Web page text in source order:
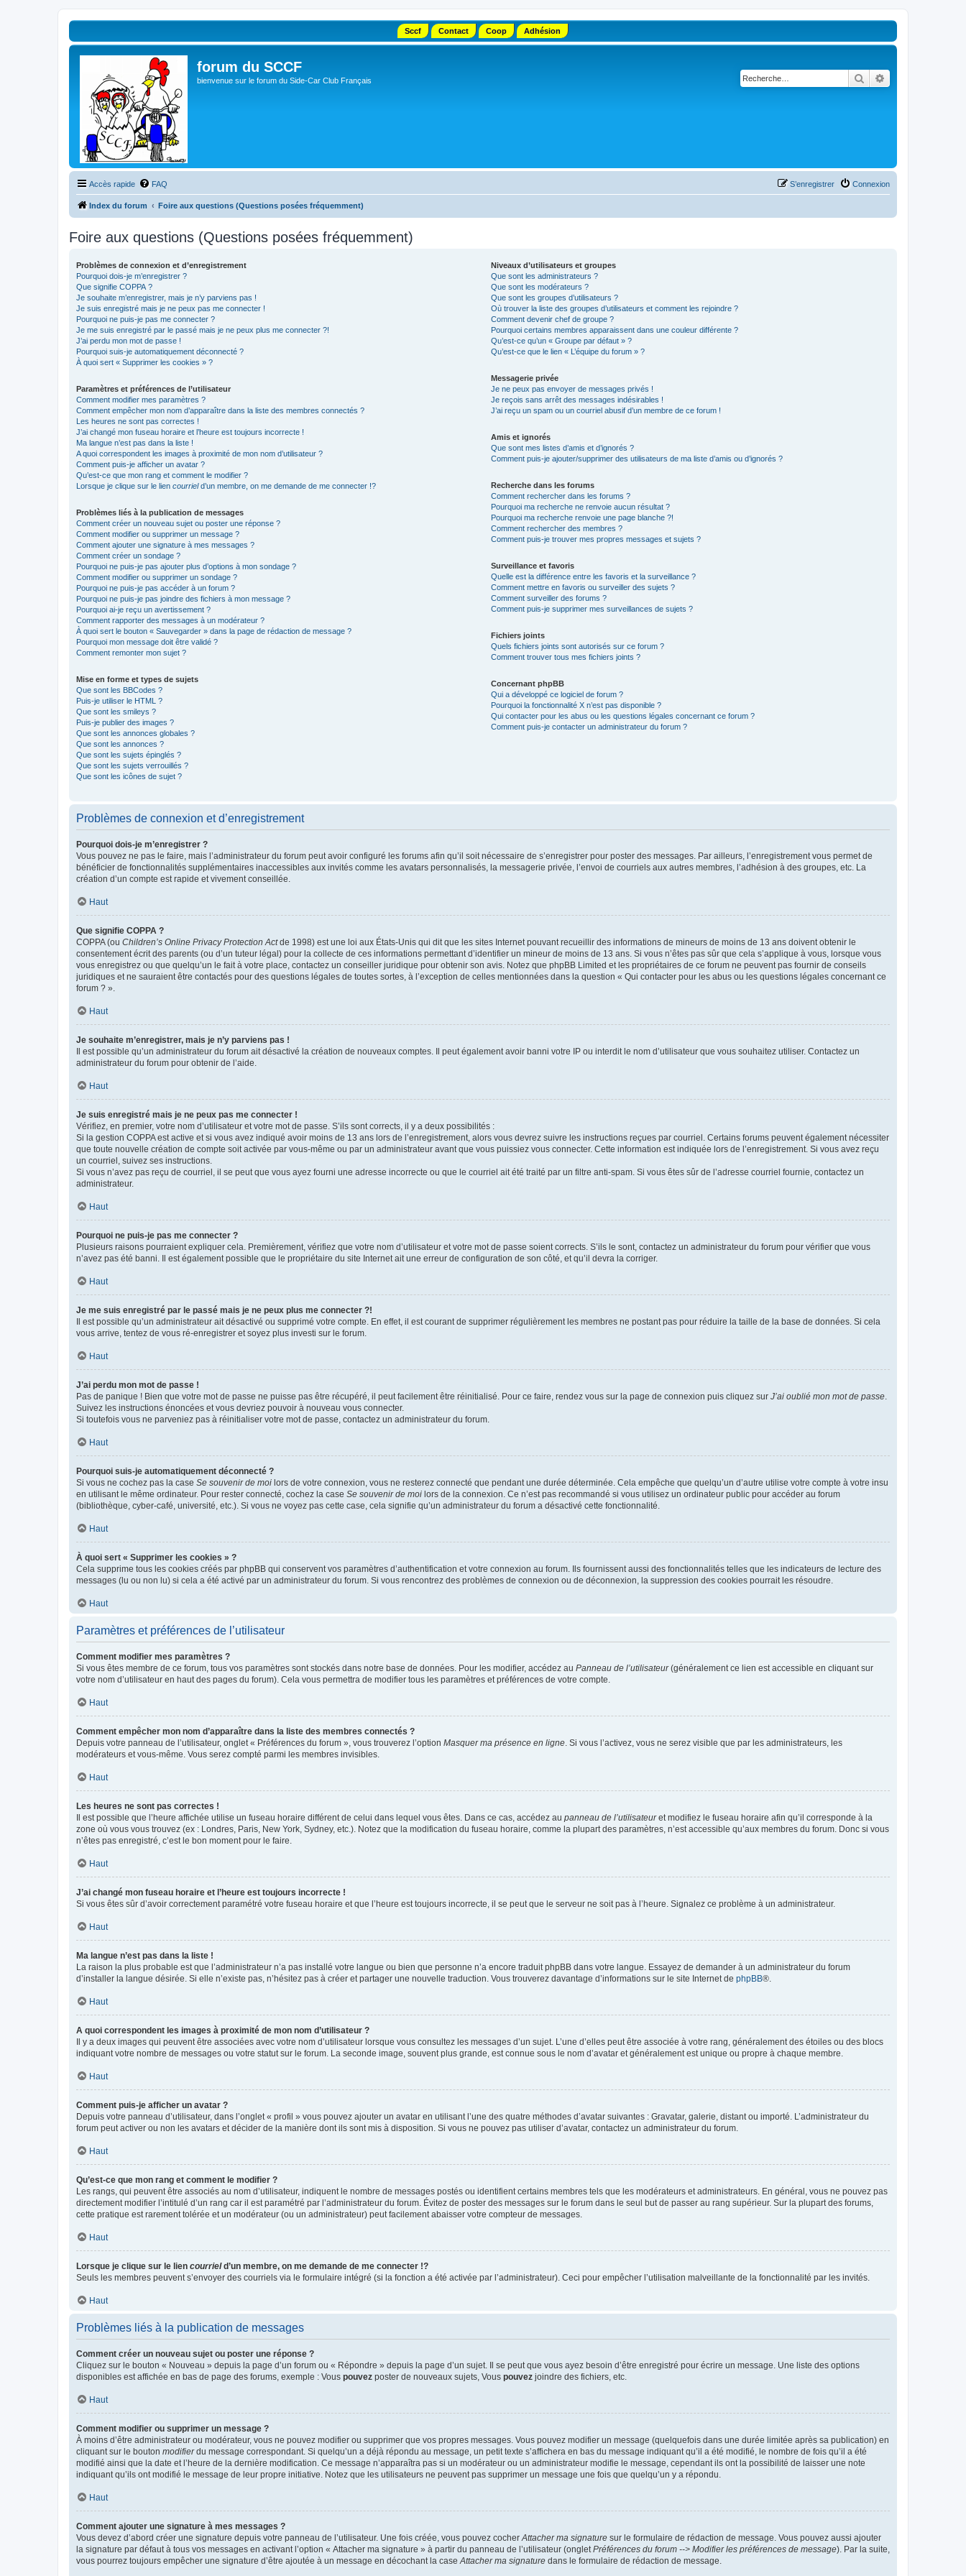
Sccf Contact Coop Adhésion
forum du SCCF
bienvenue sur le forum du Side-Car Club Français Rechercher
Accès rapide FAQ Connexion
S’enregistrer
Index du forum Foire aux questions (Questions posées fréquemment)
Foire aux questions (Questions posées fréquemment)
Problèmes de connexion et d’enregistrement
Pourquoi dois-je m’enregistrer ?
Que signifie COPPA ?
Je souhaite m’enregistrer, mais je n’y parviens pas !
Je suis enregistré mais je ne peux pas me connecter !
Pourquoi ne puis-je pas me connecter ?
Je me suis enregistré par le passé mais je ne peux plus me connecter ?!
J’ai perdu mon mot de passe !
Pourquoi suis-je automatiquement déconnecté ?
À quoi sert « Supprimer les cookies » ?
Paramètres et préférences de l’utilisateur
Comment modifier mes paramètres ?
Comment empêcher mon nom d’apparaître dans la liste des membres connectés ?
Les heures ne sont pas correctes !
J’ai changé mon fuseau horaire et l’heure est toujours incorrecte !
Ma langue n’est pas dans la liste !
A quoi correspondent les images à proximité de mon nom d’utilisateur ?
Comment puis-je afficher un avatar ?
Qu’est-ce que mon rang et comment le modifier ?
Lorsque je clique sur le lien courrield’un membre, on me demande de me connecter !?
Problèmes liés à la publication de messages
Comment créer un nouveau sujet ou poster une réponse ?
Comment modifier ou supprimer un message ?
Comment ajouter une signature à mes messages ?
Comment créer un sondage ?
Pourquoi ne puis-je pas ajouter plus d’options à mon sondage ?
Comment modifier ou supprimer un sondage ?
Pourquoi ne puis-je pas accéder à un forum ?
Pourquoi ne puis-je pas joindre des fichiers à mon message ?
Pourquoi ai-je reçu un avertissement ?
Comment rapporter des messages à un modérateur ?
À quoi sert le bouton « Sauvegarder » dans la page de rédaction de message ?
Pourquoi mon message doit être validé ?
Comment remonter mon sujet ?
Mise en forme et types de sujets
Que sont les BBCodes ?
Puis-je utiliser le HTML ?
Que sont les smileys ?
Puis-je publier des images ?
Que sont les annonces globales ?
Que sont les annonces ?
Que sont les sujets épinglés ?
Que sont les sujets verrouillés ?
Que sont les icônes de sujet ?
Niveaux d’utilisateurs et groupes
Que sont les administrateurs ?
Que sont les modérateurs ?
Que sont les groupes d’utilisateurs ?
Où trouver la liste des groupes d’utilisateurs et comment les rejoindre ?
Comment devenir chef de groupe ?
Pourquoi certains membres apparaissent dans une couleur différente ?
Qu’est-ce qu’un « Groupe par défaut » ?
Qu’est-ce que le lien « L’équipe du forum » ?
Messagerie privée
Je ne peux pas envoyer de messages privés !
Je reçois sans arrêt des messages indésirables !
J’ai reçu un spam ou un courriel abusif d’un membre de ce forum !
Amis et ignorés
Que sont mes listes d’amis et d’ignorés ?
Comment puis-je ajouter/supprimer des utilisateurs de ma liste d’amis ou d’ignorés ?
Recherche dans les forums
Comment rechercher dans les forums ?
Pourquoi ma recherche ne renvoie aucun résultat ?
Pourquoi ma recherche renvoie une page blanche ?!
Comment rechercher des membres ?
Comment puis-je trouver mes propres messages et sujets ?
Surveillance et favoris
Quelle est la différence entre les favoris et la surveillance ?
Comment mettre en favoris ou surveiller des sujets ?
Comment surveiller des forums ?
Comment puis-je supprimer mes surveillances de sujets ?
Fichiers joints
Quels fichiers joints sont autorisés sur ce forum ?
Comment trouver tous mes fichiers joints ?
Concernant phpBB
Qui a développé ce logiciel de forum ?
Pourquoi la fonctionnalité X n’est pas disponible ?
Qui contacter pour les abus ou les questions légales concernant ce forum ?
Comment puis-je contacter un administrateur du forum ?
Problèmes de connexion et d’enregistrement
Pourquoi dois-je m’enregistrer ?
Vous pouvez ne pas le faire, mais l’administrateur du forum peut avoir configuré les forums afin qu’il soit nécessaire de s’enregistrer pour poster des messages. Par ailleurs, l’enregistrement vous permet de
bénéficier de fonctionnalités supplémentaires inaccessibles aux invités comme les avatars personnalisés, la messagerie privée, l’envoi de courriels aux autres membres, l’adhésion à des groupes, etc. La
création d’un compte est rapide et vivement conseillée.
Haut
Que signifie COPPA ?
COPPA (ou Children’s Online Privacy Protection Actde 1998) est une loi aux États-Unis qui dit que les sites Internet pouvant recueillir des informations de mineurs de moins de 13 ans doivent obtenir le
consentement écrit des parents (ou d’un tuteur légal) pour la collecte de ces informations permettant d’identifier un mineur de moins de 13 ans. Si vous n’êtes pas sûr que cela s’applique à vous, lorsque vous
vous enregistrez ou que quelqu’un le fait à votre place, contactez un conseiller juridique pour obtenir son avis. Notez que phpBB Limited et les propriétaires de ce forum ne peuvent pas fournir de conseils
juridiques et ne sauraient être contactés pour des questions légales de toutes sortes, à l’exception de celles mentionnées dans la question « Qui contacter pour les abus ou les questions légales concernant ce
forum ? ».
Haut
Je souhaite m’enregistrer, mais je n’y parviens pas !
Il est possible qu’un administrateur du forum ait désactivé la création de nouveaux comptes. Il peut également avoir banni votre IP ou interdit le nom d’utilisateur que vous souhaitez utiliser. Contactez un
administrateur du forum pour obtenir de l’aide.
Haut
Je suis enregistré mais je ne peux pas me connecter !
Vérifiez, en premier, votre nom d’utilisateur et votre mot de passe. S’ils sont corrects, il y a deux possibilités :
Si la gestion COPPA est active et si vous avez indiqué avoir moins de 13 ans lors de l’enregistrement, alors vous devrez suivre les instructions reçues par courriel. Certains forums peuvent également nécessiter
que toute nouvelle création de compte soit activée par vous-même ou par un administrateur avant que vous puissiez vous connecter. Cette information est indiquée lors de l’enregistrement. Si vous avez reçu
un courriel, suivez ses instructions.
Si vous n’avez pas reçu de courriel, il se peut que vous ayez fourni une adresse incorrecte ou que le courriel ait été traité par un filtre anti-spam. Si vous êtes sûr de l’adresse courriel fournie, contactez un
administrateur.
Haut
Pourquoi ne puis-je pas me connecter ?
Plusieurs raisons pourraient expliquer cela. Premièrement, vérifiez que votre nom d’utilisateur et votre mot de passe soient corrects. S’ils le sont, contactez un administrateur du forum pour vérifier que vous
n’avez pas été banni. Il est également possible que le propriétaire du site Internet ait une erreur de configuration de son côté, et qu’il devra la corriger.
Haut
Je me suis enregistré par le passé mais je ne peux plus me connecter ?!
Il est possible qu’un administrateur ait désactivé ou supprimé votre compte. En effet, il est courant de supprimer régulièrement les membres ne postant pas pour réduire la taille de la base de données. Si cela
vous arrive, tentez de vous ré-enregistrer et soyez plus investi sur le forum.
Haut
J’ai perdu mon mot de passe !
Pas de panique ! Bien que votre mot de passe ne puisse pas être récupéré, il peut facilement être réinitialisé. Pour ce faire, rendez vous sur la page de connexion puis cliquez sur J’ai oublié mon mot de passe.
Suivez les instructions énoncées et vous devriez pouvoir à nouveau vous connecter.
Si toutefois vous ne parveniez pas à réinitialiser votre mot de passe, contactez un administrateur du forum.
Haut
Pourquoi suis-je automatiquement déconnecté ?
Si vous ne cochez pas la case Se souvenir de moi lors de votre connexion, vous ne resterez connecté que pendant une durée déterminée. Cela empêche que quelqu’un d’autre utilise votre compte à votre insu
en utilisant le même ordinateur. Pour rester connecté, cochez la case Se souvenir de moi lors de la connexion. Ce n’est pas recommandé si vous utilisez un ordinateur public pour accéder au forum
(bibliothèque, cyber-café, université, etc.). Si vous ne voyez pas cette case, cela signifie qu’un administrateur du forum a désactivé cette fonctionnalité.
Haut
À quoi sert « Supprimer les cookies » ?
Cela supprime tous les cookies créés par phpBB qui conservent vos paramètres d’authentification et votre connexion au forum. Ils fournissent aussi des fonctionnalités telles que les indicateurs de lecture des
messages (lu ou non lu) si cela a été activé par un administrateur du forum. Si vous rencontrez des problèmes de connexion ou de déconnexion, la suppression des cookies pourrait les résoudre.
Haut
Paramètres et préférences de l’utilisateur
Comment modifier mes paramètres ?
Si vous êtes membre de ce forum, tous vos paramètres sont stockés dans notre base de données. Pour les modifier, accédez au Panneau de l’utilisateur(généralement ce lien est accessible en cliquant sur
votre nom d’utilisateur en haut des pages du forum). Cela vous permettra de modifier tous les paramètres et préférences de votre compte.
Haut
Comment empêcher mon nom d’apparaître dans la liste des membres connectés ?
Depuis votre panneau de l’utilisateur, onglet « Préférences du forum », vous trouverez l’option Masquer ma présence en ligne. Si vous l’activez, vous ne serez visible que par les administrateurs, les
modérateurs et vous-même. Vous serez compté parmi les membres invisibles.
Haut
Les heures ne sont pas correctes !
Il est possible que l’heure affichée utilise un fuseau horaire différent de celui dans lequel vous êtes. Dans ce cas, accédez au panneau de l’utilisateuret modifiez le fuseau horaire afin qu’il corresponde à la
zone où vous vous trouvez (ex : Londres, Paris, New York, Sydney, etc.). Notez que la modification du fuseau horaire, comme la plupart des paramètres, n’est accessible qu’aux membres du forum. Donc si vous
n’êtes pas enregistré, c’est le bon moment pour le faire.
Haut
J’ai changé mon fuseau horaire et l’heure est toujours incorrecte !
Si vous êtes sûr d’avoir correctement paramétré votre fuseau horaire et que l’heure est toujours incorrecte, il se peut que le serveur ne soit pas à l’heure. Signalez ce problème à un administrateur.
Haut
Ma langue n’est pas dans la liste !
La raison la plus probable est que l’administrateur n’a pas installé votre langue ou bien que personne n’a encore traduit phpBB dans votre langue. Essayez de demander à un administrateur du forum
d’installer la langue désirée. Si elle n’existe pas, n’hésitez pas à créer et partager une nouvelle traduction. Vous trouverez davantage d’informations sur le site Internet de phpBB®.
Haut
A quoi correspondent les images à proximité de mon nom d’utilisateur ?
Il y a deux images qui peuvent être associées avec votre nom d’utilisateur lorsque vous consultez les messages d’un sujet. L’une d’elles peut être associée à votre rang, généralement des étoiles ou des blocs
indiquant votre nombre de messages ou votre statut sur le forum. La seconde image, souvent plus grande, est connue sous le nom d’avatar et généralement est unique ou propre à chaque membre.
Haut
Comment puis-je afficher un avatar ?
Depuis votre panneau d’utilisateur, dans l’onglet « profil » vous pouvez ajouter un avatar en utilisant l’une des quatre méthodes d’avatar suivantes : Gravatar, galerie, distant ou importé. L’administrateur du
forum peut activer ou non les avatars et décider de la manière dont ils sont mis à disposition. Si vous ne pouvez pas utiliser d’avatar, contactez un administrateur du forum.
Haut
Qu’est-ce que mon rang et comment le modifier ?
Les rangs, qui peuvent être associés au nom d’utilisateur, indiquent le nombre de messages postés ou identifient certains membres tels que les modérateurs et administrateurs. En général, vous ne pouvez pas
directement modifier l’intitulé d’un rang car il est paramétré par l’administrateur du forum. Évitez de poster des messages sur le forum dans le seul but de passer au rang supérieur. Sur la plupart des forums,
cette pratique est rarement tolérée et un modérateur (ou un administrateur) peut facilement abaisser votre compteur de messages.
Haut
Lorsque je clique sur le lien courrield’un membre, on me demande de me connecter !?
Seuls les membres peuvent s’envoyer des courriels via le formulaire intégré (si la fonction a été activée par l’administrateur). Ceci pour empêcher l’utilisation malveillante de la fonctionnalité par les invités.
Haut
Problèmes liés à la publication de messages
Comment créer un nouveau sujet ou poster une réponse ?
Cliquez sur le bouton « Nouveau » depuis la page d’un forum ou « Répondre » depuis la page d’un sujet. Il se peut que vous ayez besoin d’être enregistré pour écrire un message. Une liste des options
disponibles est affichée en bas de page des forums, exemple : Vous pouvez poster de nouveaux sujets, Vous pouvez joindre des fichiers, etc.
Haut
Comment modifier ou supprimer un message ?
À moins d’être administrateur ou modérateur, vous ne pouvez modifier ou supprimer que vos propres messages. Vous pouvez modifier un message (quelquefois dans une durée limitée après sa publication) en
cliquant sur le bouton modifierdu message correspondant. Si quelqu’un a déjà répondu au message, un petit texte s’affichera en bas du message indiquant qu’il a été modifié, le nombre de fois qu’il a été
modifié ainsi que la date et l’heure de la dernière modification. Ce message n’apparaîtra pas si un modérateur ou un administrateur modifie le message, cependant ils ont la possibilité de laisser une note
indiquant qu’ils ont modifié le message de leur propre initiative. Notez que les utilisateurs ne peuvent pas supprimer un message une fois que quelqu’un y a répondu.
Haut
Comment ajouter une signature à mes messages ?
Vous devez d’abord créer une signature depuis votre panneau de l’utilisateur. Une fois créée, vous pouvez cocherAttacher ma signature sur le formulaire de rédaction de message. Vous pouvez aussi ajouter
la signature par défaut à tous vos messages en activant l’option « Attacher ma signature » à partir du panneau de l’utilisateur (ongletPréférences du forum --> Modifier les préférences de message). Par la suite,
vous pourrez toujours empêcher une signature d’être ajoutée à un message en décochant la caseAttacher ma signature dans le formulaire de rédaction de message.